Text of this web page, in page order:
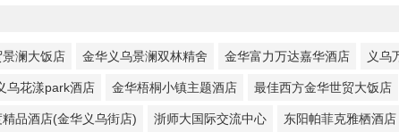
澜大饭店 金华义乌景澜双林精舍 金华富力万达嘉华酒店 义乌
乌花漾park酒店 金华梧桐小镇主题酒店 最佳西方金华世贸大饭店
精品酒店(金华义乌街店) 浙师大国际交流中心 东阳帕菲克雅栖酒店